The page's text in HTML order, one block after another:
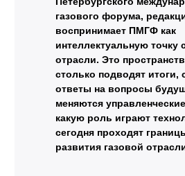
газового форума,
воспринимает ПМГФ как
интеллектуальную точку
отрасли. Это
столько подводят итоги,
ответы на вопросы
меняются
какую роль играют
сегодня проходят
развития газовой